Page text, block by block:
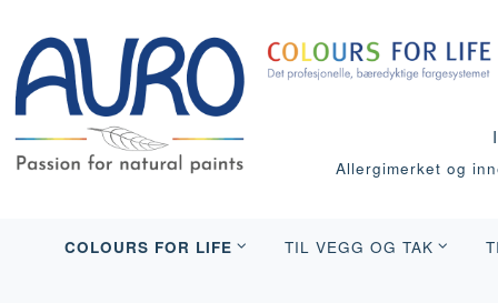
Allergimerket og
COLOURS FOR LIFE TIL VEGG OG TAK